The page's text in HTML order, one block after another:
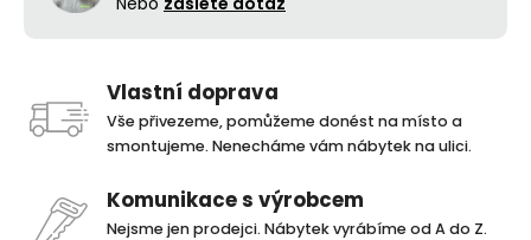
Vlastní doprava
Vše přivezeme, pomůžeme donést na místo a
smontujeme. Nenecháme vám nábytek na ulici.
Komunikace s výrobcem
Nejsme jen prodejci. Nábytek vyrábíme od A do Z.